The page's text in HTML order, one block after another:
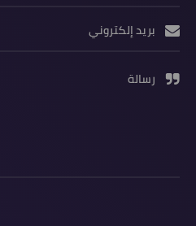
بريد إلكتروني
رسالة